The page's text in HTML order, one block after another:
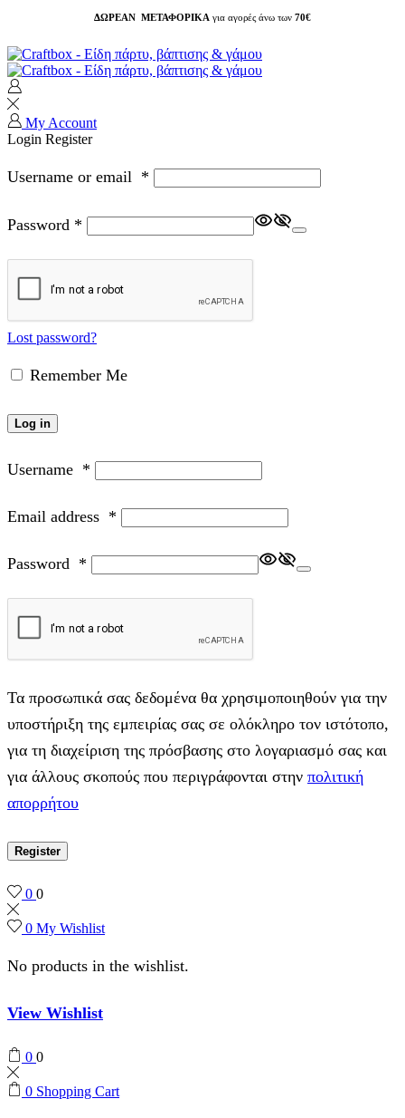
ΔΩΡΕΑΝ ΜΕΤΑΦΟΡΙΚΑ για αγορές άνω των 70€
My Account
Login Register
Username or email *
Password *
Lost password?
Remember Me
Log in
Username *
Email address *
Password *
Τα προσωπικά σας δεδομένα θα χρησιμοποιηθούν για την
υποστήριξη της εμπειρίας σας σε ολόκληρο τον ιστότοπο,
για τη διαχείριση της πρόσβασης στο λογαριασμό σας και
για άλλους σκοπούς που περιγράφονται στην πολιτική
απορρήτου
Register
0 0
0 My Wishlist
No products in the wishlist.
View Wishlist
0 0
0 Shopping Cart